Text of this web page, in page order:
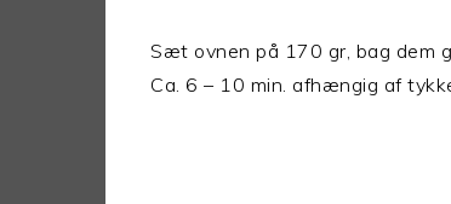
Sæt ovnen på 170 gr, bag dem
Ca. 6 – 10 min. afhængig af